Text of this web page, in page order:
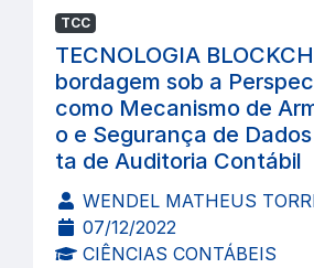
TCC
TECNOLOGIA
bordagem sob a
como Mecanismo de
o e Segurança de
ta de Auditoria Contábil
WENDEL MATHEUS
07/12/2022
CIÊNCIAS CONTÁBEIS